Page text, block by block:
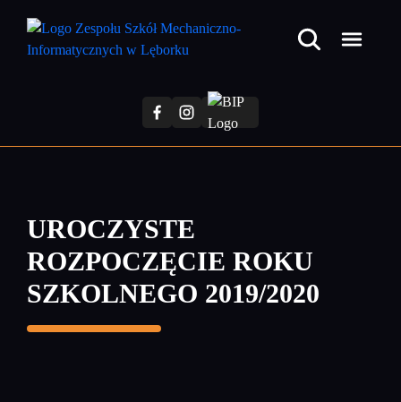
treści
UROCZYSTE
ROZPOCZĘCIE ROKU
SZKOLNEGO 2019/2020